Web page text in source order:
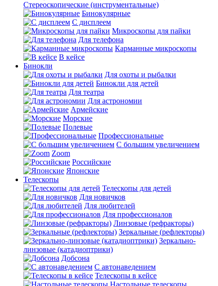
Стереоскопические (инструментальные)
Бинокулярные
С дисплеем
Микроскопы для пайки
Для телефона
Карманные микроскопы
В кейсе
Бинокли
Для охоты и рыбалки
Бинокли для детей
Для театра
Для астрономии
Армейские
Морские
Полевые
Профессиональные
С большим увеличением
Zoom
Российские
Японские
Телескопы
Телескопы для детей
Для новичков
Для любителей
Для профессионалов
Линзовые (рефракторы)
Зеркальные (рефлекторы)
Зеркально-
линзовые (катадиоптрики)
Добсона
С автонаведением
Телескопы в кейсе
Настольные телескопы